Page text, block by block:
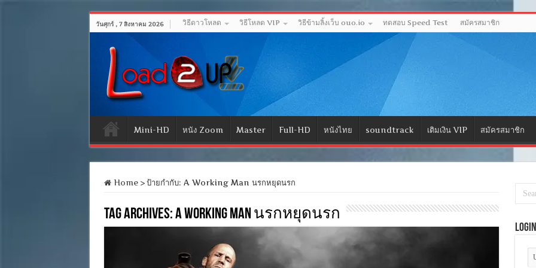
วันศุกร์ , 7 สิงหาคม 2026 วิธีดาวโหลด วิธีโหลด VIP วิธีข้ามลิ้งเว็บ ouo.io ทดสอบ Speed Test สมัครสมาชิก
Mini-HD หนัง Zoom Master Full-HD หนังไทย soundtrack เติมเงิน VIP สมัครสมาชิก
Home > ป้ายกำกับ: A Working Man นรกหยุดนรก
Tag Archives:A Working Man นรกหยุดนรก
Login